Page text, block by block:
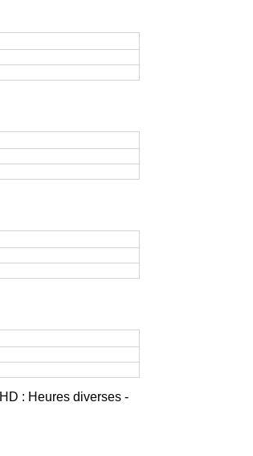
: Heures diverses -